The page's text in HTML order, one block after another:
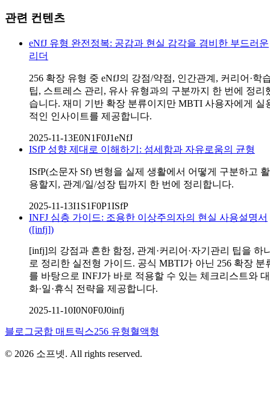
관련 컨텐츠
eNfJ 유형 완전정복: 공감과 현실 감각을 겸비한 부드러운
리더
256 확장 유형 중 eNfJ의 강점/약점, 인간관계, 커리어·학
팁, 스트레스 관리, 유사 유형과의 구분까지 한 번에 정리
습니다. 재미 기반 확장 분류이지만 MBTI 사용자에게 실
적인 인사이트를 제공합니다.
2025-11-13E0N1F0J1eNfJ
ISfP 성향 제대로 이해하기: 섬세함과 자유로움의 균형
ISfP(소문자 Sf) 변형을 실제 생활에서 어떻게 구분하고 활
용할지, 관계/일/성장 팁까지 한 번에 정리합니다.
2025-11-13I1S1F0P1ISfP
INFJ 심층 가이드: 조용한 이상주의자의 현실 사용설명서
([infj])
[infj]의 강점과 흔한 함정, 관계·커리어·자기관리 팁을 하
로 정리한 실전형 가이드. 공식 MBTI가 아닌 256 확장 분
를 바탕으로 INFJ가 바로 적용할 수 있는 체크리스트와 대
화·일·휴식 전략을 제공합니다.
2025-11-10I0N0F0J0infj
블로그궁합 매트릭스256 유형혈액형
© 2026 소프넷. All rights reserved.